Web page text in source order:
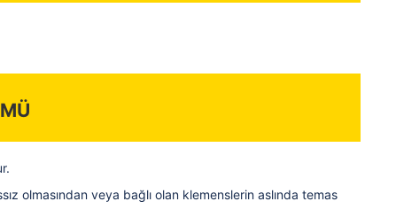
olmasından veya bağlı olan klemenslerin aslında temas